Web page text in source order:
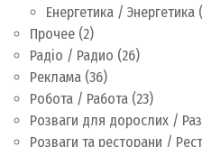
Енергетика / Энергетика
Прочее (2)
Радіо / Радио (26)
Реклама (36)
Робота / Работа (23)
Розваги для дорослих /
Розваги та ресторани /